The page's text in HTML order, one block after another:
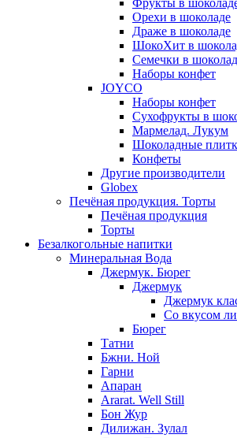
Фрукты в
Орехи в шоколаде
Драже в шоколаде
ШокоХит в
Семечки в
Наборы конфет
JOYCO
Наборы конфет
Сухофрукты в
Мармелад. Лукум
Шоколадные
Конфеты
Другие производители
Globex
Печёная продукция. Торты
Печёная продукция
Торты
Безалкогольные напитки
Минеральная Вода
Джермук. Бюрег
Джермук
Джермук
Со вкусом
Бюрег
Татни
Бжни. Ной
Гарни
Апаран
Ararat. Well Still
Бон Жур
Дилижан. Зулал